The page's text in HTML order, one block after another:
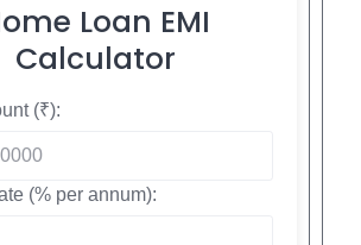
Loan EMI
Calculator
(₹):
(% per annum):